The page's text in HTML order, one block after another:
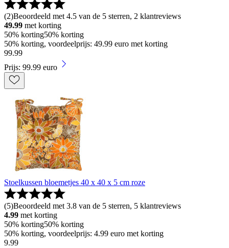
(2)Beoordeeld met 4.5 van de 5 sterren, 2 klantreviews
49.99 met korting
50% korting50% korting
50% korting, voordeelprijs: 49.99 euro met korting
99.99
Prijs: 99.99 euro
Stoelkussen bloemetjes 40 x 40 x 5 cm roze
(5)Beoordeeld met 3.8 van de 5 sterren, 5 klantreviews
4.99 met korting
50% korting50% korting
50% korting, voordeelprijs: 4.99 euro met korting
9.99